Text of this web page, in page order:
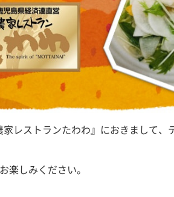
レストランたわわ』におきまして、
楽しみください。